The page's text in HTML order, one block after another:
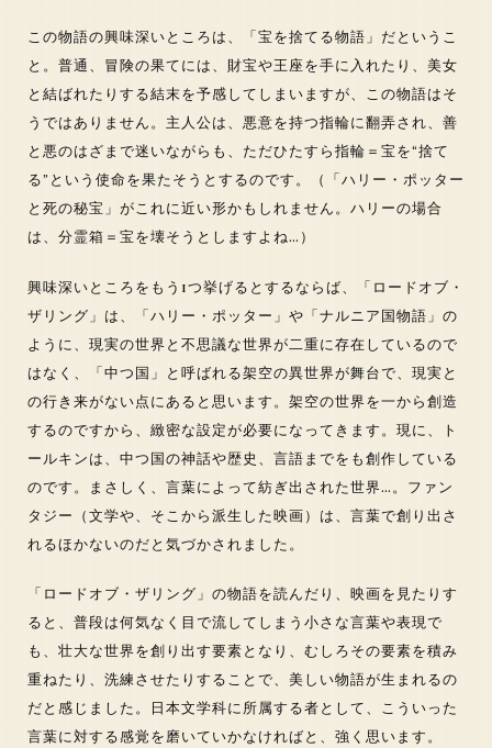
この物語の興味深いところは、「宝を捨てる物語」だというこ
と。普通、冒険の果てには、財宝や王座を手に入れたり、美女
と結ばれたりする結末を予感してしまいますが、この物語はそ
うではありません。主人公は、悪意を持つ指輪に翻弄され、善
と悪のはざまで迷いながらも、ただひたすら指輪＝宝を“捨て
る”という使命を果たそうとするのです。（「ハリー・ポッター
と死の秘宝」がこれに近い形かもしれません。ハリーの場合
は、分霊箱＝宝を壊そうとしますよね…）
興味深いところをもう1つ挙げるとするならば、「ロードオブ・
ザリング」は、「ハリー・ポッター」や「ナルニア国物語」の
ように、現実の世界と不思議な世界が二重に存在しているので
はなく、「中つ国」と呼ばれる架空の異世界が舞台で、現実と
の行き来がない点にあると思います。架空の世界を一から創造
するのですから、緻密な設定が必要になってきます。現に、ト
ールキンは、中つ国の神話や歴史、言語までをも創作している
のです。まさしく、言葉によって紡ぎ出された世界…。ファン
タジー（文学や、そこから派生した映画）は、言葉で創り出さ
れるほかないのだと気づかされました。
「ロードオブ・ザリング」の物語を読んだり、映画を見たりす
ると、普段は何気なく目で流してしまう小さな言葉や表現で
も、壮大な世界を創り出す要素となり、むしろその要素を積み
重ねたり、洗練させたりすることで、美しい物語が生まれるの
だと感じました。日本文学科に所属する者として、こういった
言葉に対する感覚を磨いていかなければと、強く思います。